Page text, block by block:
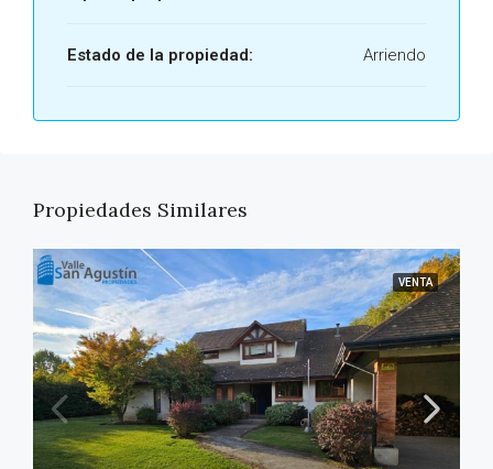
Estado de la propiedad: Arriendo
Propiedades Similares
VENTA